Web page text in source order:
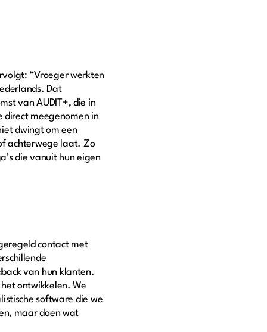
“Vroeger werkten
Dat
van AUDIT+, die in
direct meegenomen in
dwingt om een
achterwege laat. Zo
die vanuit hun eigen
contact met
van hun klanten.
ontwikkelen. We
software die we
maar doen wat